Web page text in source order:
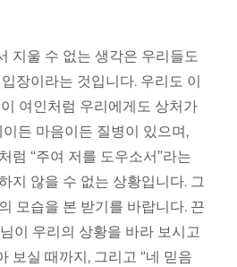
지울 수 없는 생각은 우리들도
장이라는 것입니다. 우리도 이
여인처럼 우리에게도 상처가
든 마음이든 질병이 있으며,
럼 “주여 저를 도우소서”라는
지 않을 수 없는 상황입니다. 그
모습을 본 받기를 바랍니다. 끈
이 우리의 상황을 바라 보시고
보실 때까지, 그리고 “네 믿음